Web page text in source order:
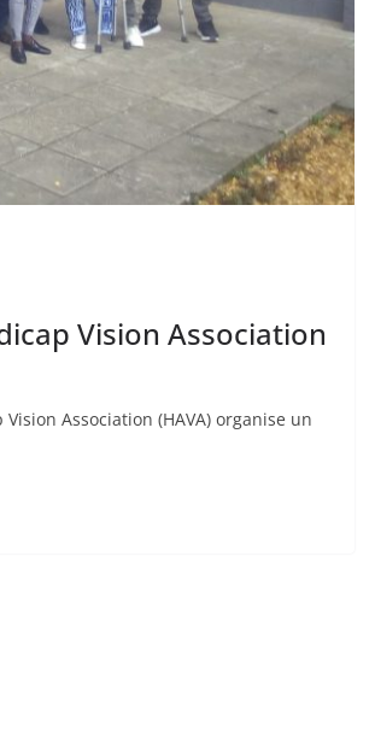
Vision Association
Association (HAVA) organise un